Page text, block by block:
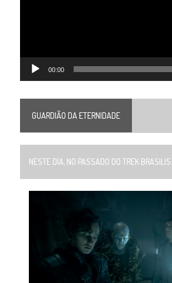
00:00
GUARDIÃO DA ETERNIDADE
NESTE DIA, NO PASSADO DO TREK BRASILIS...